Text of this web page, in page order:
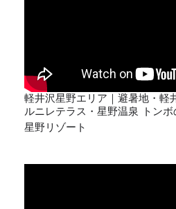
軽井沢星野エリア｜避暑地・軽
ルニレテラス・星野温泉 トン
星野リゾート